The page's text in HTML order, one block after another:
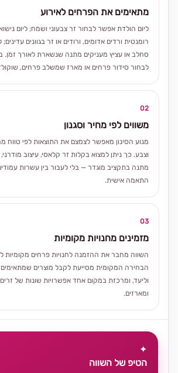
מתאימים את הפרחים לאירוע
ליום הולדת אפשר לבחור זר צבעוני ושמח; ליום
רומנטית ורדים אדומים, ורודים או זר בגוונים
סחלב או עציץ מעניקים מתנה שנשארת לאורך זמן.
לבחור סידור פרחים או מארז שמשלב פרחים, שוקולד
02
משווים לפי מחיר וסגנון
מנוע הסינון מאפשר לצמצם את התוצאות לפי טווח
וצבע. כך ניתן למצוא בקלות זר קלאסי, עיצוב מודרני,
מתנה בתקציב מוגדר — בלי לעבור בין עשרות
התאמה אישית.
03
מזמינים מחנויות מקומיות
השווה מחבר את ההזמנה לחנויות פרחים מקומיות
הבחירה המקומית מסייעת לקבל מוצרים שמתאימים
וליעד, ומרכזת במקום אחד אפשרויות שונות של
ומארזים.
✦
הטיפ של השווה